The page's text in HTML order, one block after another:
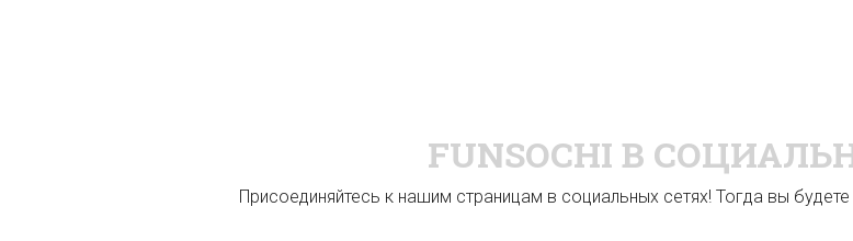
FUNSOCHI В
Присоединяйтесь к нашим страницам в социальных сетях! Тогда вы будете